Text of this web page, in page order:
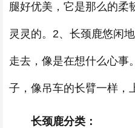
腿好优美，它是那么的柔
灵灵的。2、长颈鹿悠闲
走去，像是在想什么心事
子，像吊车的长臂一样，
长颈鹿分类：